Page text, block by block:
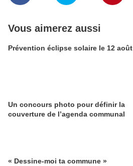
Vous aimerez aussi
Prévention éclipse solaire le 12 août
Un concours photo pour définir la
couverture de l’agenda communal
« Dessine-moi ta commune »